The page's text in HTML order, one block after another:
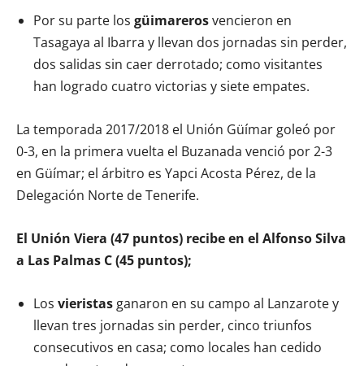
Por su parte los güimarerosvencieron en
Tasagaya al Ibarra y llevan dos jornadas sin perder,
dos salidas sin caer derrotado; como visitantes
han logrado cuatro victorias y siete empates.
La temporada 2017/2018 el Unión Güímar goleó por
0-3, en la primera vuelta el Buzanada venció por 2-3
en Güímar; el árbitro es Yapci Acosta Pérez, de la
Delegación Norte de Tenerife.
El Unión Viera (47 puntos) recibe en el Alfonso Silva
a Las Palmas C (45 puntos);
Los vieristas ganaron en su campo al Lanzarote y
llevan tres jornadas sin perder, cinco triunfos
consecutivos en casa; como locales han cedido